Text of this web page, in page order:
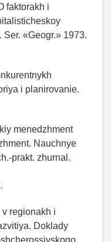
faktorakh i
«Geogr.» 1973.
i planirovanie.
menedzhment
Nauchnye
prakt. zhurnal.
regionakh i
Doklady